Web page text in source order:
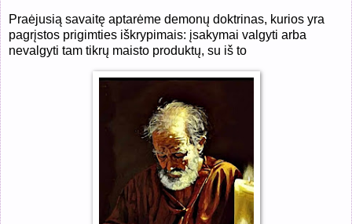
Praėjusią savaitę aptarėme demonų doktrinas, kurios yra
pagrįstos prigimties iškrypimais: įsakymai valgyti arba
nevalgyti tam tikrų maisto produktų, su iš to